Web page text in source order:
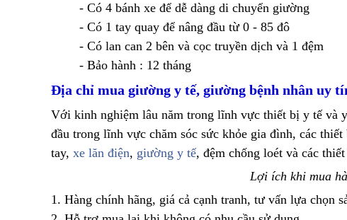
- Có 4 bánh xe để dễ dàng di chuyển giường
- Có 1 tay quay để nâng đầu từ 0 - 85 đô
- Có lan can 2 bên và cọc truyền dịch và 1 đệm
- Bảo hành : 12 tháng
Địa chỉ mua giường y tế, giường bệnh nhân uy
Với kinh nghiệm lâu năm trong lĩnh vực thiết bị y tế và
đầu trong lĩnh vực chăm sóc sức khỏe gia đình, các
tay, xe lăn điện, giường y tế, đệm chống loét và các
Lợi ích khi mua
1. Hàng chính hãng, giá cả cạnh tranh, tư vấn lựa chọn